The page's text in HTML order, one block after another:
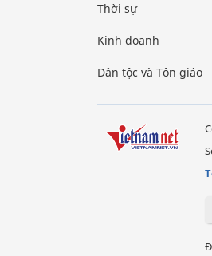
Thời sự
Kinh doanh
Dân tộc và Tôn giáo